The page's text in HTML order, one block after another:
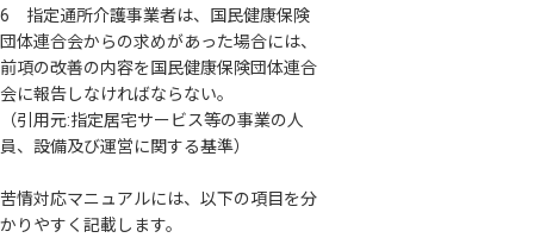
6 指定通所介護事業者は、国民健康保険
団体連合会からの求めがあった場合には、
前項の改善の内容を国民健康保険団体連合
会に報告しなければならない。
（引用元:指定居宅サービス等の事業の人
員、設備及び運営に関する基準）
苦情対応マニュアルには、以下の項目を分
かりやすく記載します。